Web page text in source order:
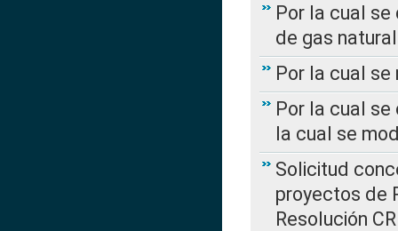
Por la cual
de gas natural
Por la cual se
Por la cual se
la cual se
Solicitud
proyectos de
Resolución